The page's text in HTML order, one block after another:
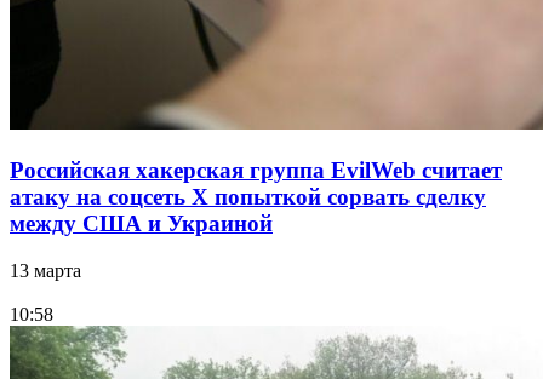
Российская хакерская группа EvilWeb считает
атаку на соцсеть Х попыткой сорвать сделку
между США и Украиной
13 марта
10:58